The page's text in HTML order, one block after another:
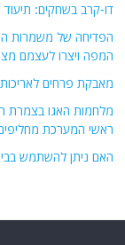
דו-קרב בשחקים:
הפדיחה של משמרות
המפה ויצרו לעצמם
מאבקת פרחים
מלחמות האגו בצמרת
ראשי המערכת
האם ניתן להשתמש